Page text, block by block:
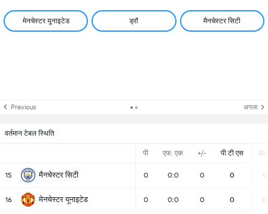
मेनचेस्टर यूनाइटेड ड्रॉ मैनचेस्टर सिटी
Previous अगला
वर्तमान टेबल स्थिति
पी एफ: एक +/- पी टी एस
15 मैनचेस्टर सिटी 0 0:0 0 0 0
16 मेनचेस्टर यूनाइटेड 0 0:0 0 0 0